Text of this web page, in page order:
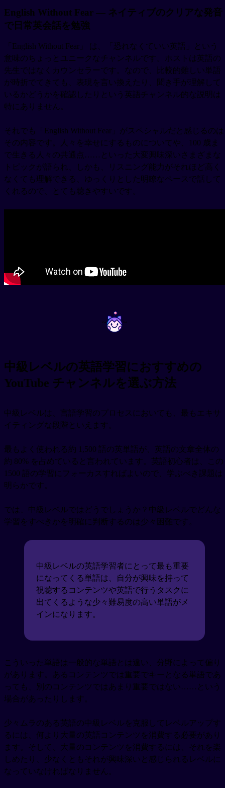
English Without Fear — ネイティブのクリアな発音
で日常英会話を勉強
「English Without Fear」 は、「恐れなくていい英語」という
意味のちょっとユニークなチャンネルです。ホストは英語の
先生ではなくカウンセラーです。なので、比較的難しい単語
が時折でてきても、表現を言い換えたり、聞き手が理解して
いるかどうかを確認したりという英語チャンネル的な説明は
特にありません。
それでも「English Without Fear」がスペシャルだと感じるのは
その内容です。人々を幸せにするものについてや、100 歳ま
で生きる人々の共通点……といった大変興味深いさまざまな
トピックが語られ、しかも、リスニング能力がそれほど高く
なくても理解できる、ゆっくりとした明瞭なペースで話して
くれるので、とても聴きやすいです。
~ ~
中級レベルの英語学習におすすめの
YouTube チャンネルを選ぶ方法
中級レベルは、言語学習のプロセスにおいても、最もエキサ
イティングな段階といえます。
最もよく使われる約 1,500 語の英単語が、英語の文章全体の
約 80% を占めていると言われています。英語初心者は、この
1500 語の学習にフォーカスすればよいので、学ぶべき課題は
明らかです。
では、中級レベルではどうでしょうか？中級レベルでどんな
学習をすべきかを明確に判断するのは少々困難です。
中級レベルの英語学習者にとって最も重要
になってくる単語は、自分が興味を持って
視聴するコンテンツや英語で行うタスクに
出てくるような少々難易度の高い単語がメ
インになります。
こういった単語は一般的な単語とは違い、分野によって偏り
があります。あるコンテンツでは重要でキーとなる単語であ
っても、別のコンテンツではあまり重要ではない……という
場合があったりします。
少々ムラのある英語の中級レベルを克服してレベルアップす
るには、何より大量の英語コンテンツを消費する必要があり
ます。そして、大量のコンテンツを消費するには、それを楽
しめたり、少なくともそれが興味深いと感じられるレベルに
なっていなければなりません。